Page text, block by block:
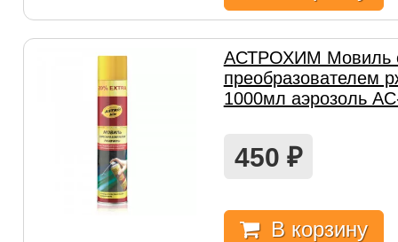
АСТРОХИМ Мовиль
преобразователем
1000мл аэрозоль
450 ₽
В корзину